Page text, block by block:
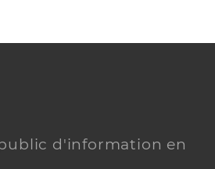
d'information en